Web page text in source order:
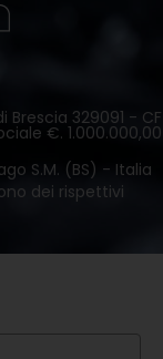
Brescia 329091 - CF
€. 1.000.000,00
S.M. (BS) - Italia
dei rispettivi